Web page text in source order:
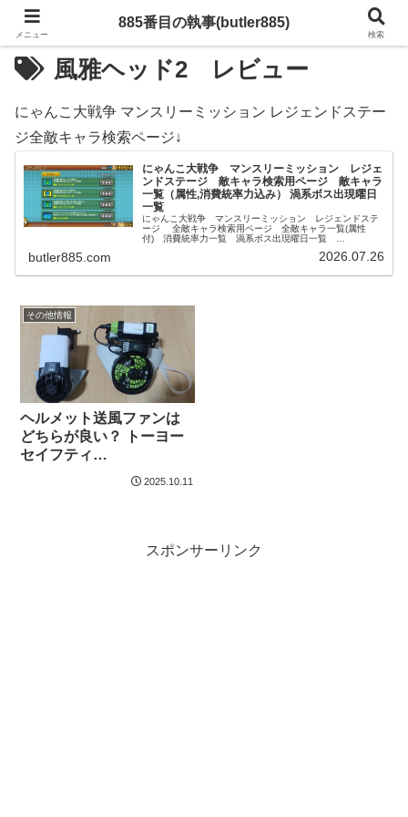
風雅ヘッド2 レビュー
にゃんこ大戦争 マンスリーミッション レジェンドステー
ジ全敵キャラ検索ページ↓
にゃんこ大戦争 マンスリーミッション レジェ
ンドステージ 敵キャラ検索用ページ 敵キャラ
一覧（属性,消費統率力込み） 渦系ボス出現曜日
一覧
にゃんこ大戦争 マンスリーミッション レジェンドステ
ージ 全敵キャラ検索用ページ 全敵キャラ一覧(属性
付) 消費統率力一覧 渦系ボス出現曜日一覧
butler885.com 2026.07.26
その他情報
ヘルメット送風ファンは
どちらが良い？ トーヨー
セイフティ
No.7703（WindyⅢ） と
2025.10.11
スポンサーリンク
メニュー
885番目の執事(butler885)
検索